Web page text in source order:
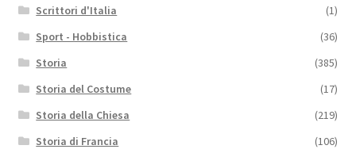
Scrittori d'Italia
(1)
Sport - Hobbistica
(36)
Storia
(385)
Storia del Costume
(17)
Storia della Chiesa
(219)
Storia di Francia
(106)